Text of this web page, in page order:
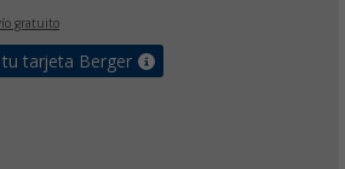
gratuito
tarjeta Berger